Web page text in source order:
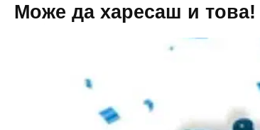
Може да харесаш и това!